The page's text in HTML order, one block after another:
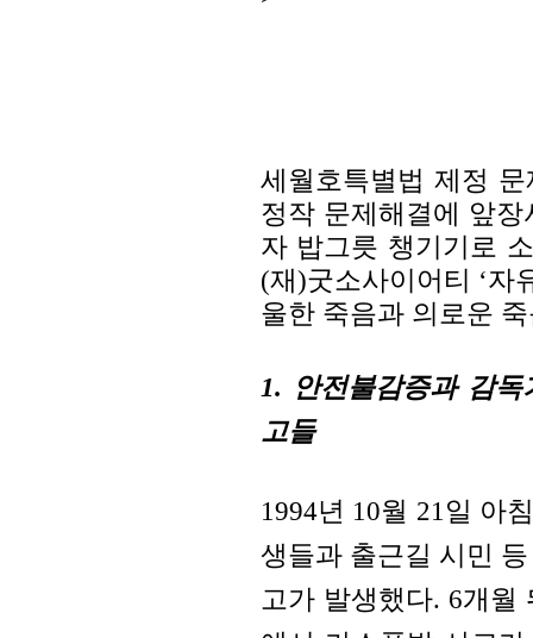
세월호특별법 제정
정작 문제해결에 앞
자 밥그릇 챙기기로
(재)굿소사이어티 ‘자
울한 죽음과 의로운
1. 안전불감증과 감
고들
1994년 10월 21일 아
생들과 출근길 시민
고가 발생했다. 6개월